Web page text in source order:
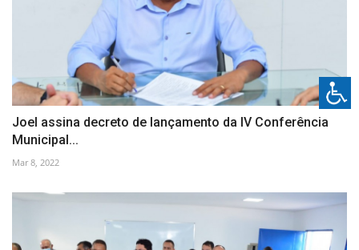
Joel assina decreto de lançamento da IV Conferência
Municipal...
Mar 8, 2022